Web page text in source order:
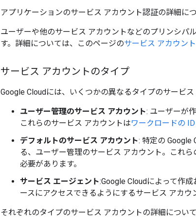
アプリケーションのサービス アカウント認証の詳細につ
ユーザーや他のサービス アカウントなどのプリンシパ
す。詳細については、このページのサービス アカウン
サービス アカウントのタイプ
Google Cloudには、いくつかの異なるタイプのサービス
ユーザー管理のサービス アカウント: ユーザーが
これらのサービス アカウントはワークロードの ID
デフォルトのサービス アカウント: 特定の Google
る、ユーザー管理のサービス アカウント。これ
必要があります。
サービス エージェント:Google Cloudによって作
ースにアクセスできるようにするサービス アカウ
それぞれのタイプのサービス アカウントの詳細について